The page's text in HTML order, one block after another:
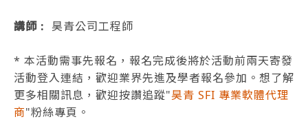
講師 : 昊青公司工程師
* 本活動需事先報名，報名完成後將於活動前兩天寄發
活動登入連結，歡迎業界先進及學者報名參加。想了解
更多相關訊息，歡迎按讚追蹤"昊青 SFI 專業軟體代理
商"粉絲專頁。